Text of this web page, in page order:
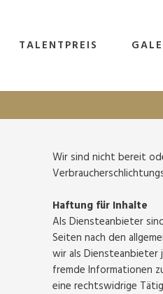
TALENTPREIS
Wir sind nicht bereit
Haftung für Inhalte
Als Diensteanbieter
Seiten nach den
wir als
fremde Informationen
eine rechtswidrige